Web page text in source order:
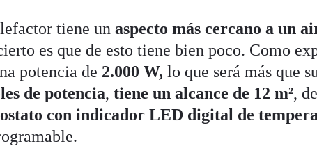
tiene unaspecto más cercano a un
es que de esto tiene bien poco. Como
potencia de 2.000 W, lo que será más que
de potencia,tiene un alcance de 12 m²,
con indicador LED digital de